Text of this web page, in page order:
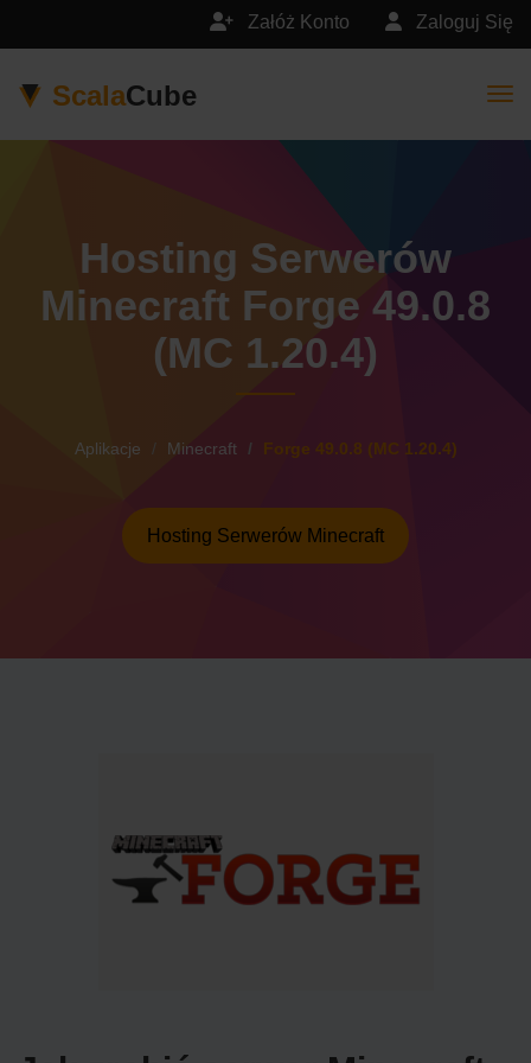
Zaloguj Się
Załóż Konto
ScalaCube
Hosting Serwerów
Minecraft Forge 49.0.8
(MC 1.20.4)
Aplikacje Minecraft Forge 49.0.8 (MC 1.20.4)
Hosting Serwerów Minecraft